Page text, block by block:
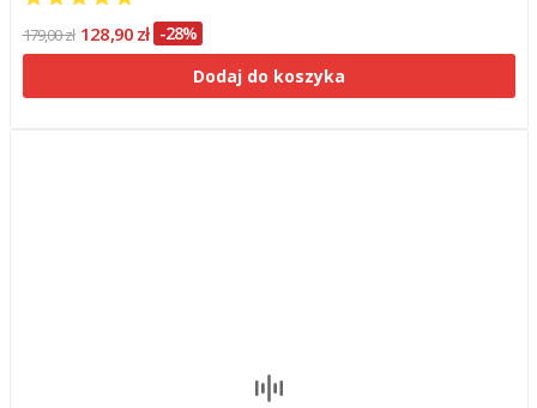
179,00 zł 128,90 zł -28%
Dodaj do koszyka